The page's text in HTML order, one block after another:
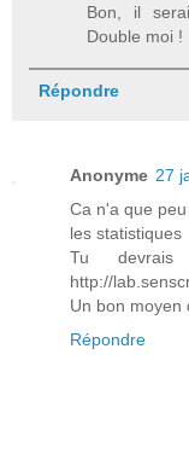
Bon, il
Double moi !
Répondre
Anonyme 27
Ca n'a que
les statistiques
Tu
http://
Un bon moyen
Répondre